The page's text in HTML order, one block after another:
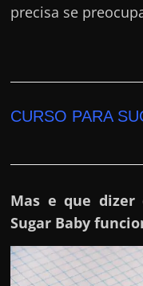
precisa se
CURSO PARA
Mas e que dizer
Sugar Baby